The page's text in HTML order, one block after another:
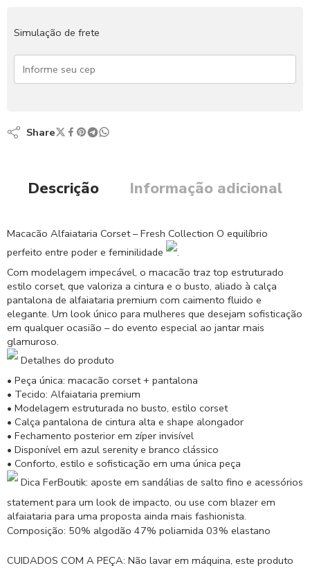
Simulação de frete
Share
Descrição Informação adicional
Macacão Alfaiataria Corset – Fresh Collection O equilíbrio
perfeito entre poder e feminilidade
.
Com modelagem impecável, o macacão traz top estruturado
estilo corset, que valoriza a cintura e o busto, aliado à calça
pantalona de alfaiataria premium com caimento fluido e
elegante. Um look único para mulheres que desejam sofisticação
em qualquer ocasião – do evento especial ao jantar mais
glamuroso.
Detalhes do produto
• Peça única: macacão corset + pantalona
• Tecido: Alfaiataria premium
• Modelagem estruturada no busto, estilo corset
• Calça pantalona de cintura alta e shape alongador
• Fechamento posterior em zíper invisível
• Disponível em azul serenity e branco clássico
• Conforto, estilo e sofisticação em uma única peça
Dica FerBoutik: aposte em sandálias de salto fino e acessórios
statement para um look de impacto, ou use com blazer em
alfaiataria para uma proposta ainda mais fashionista.
Composição: 50% algodão 47% poliamida 03% elastano
CUIDADOS COM A PEÇA: Não lavar em máquina, este produto